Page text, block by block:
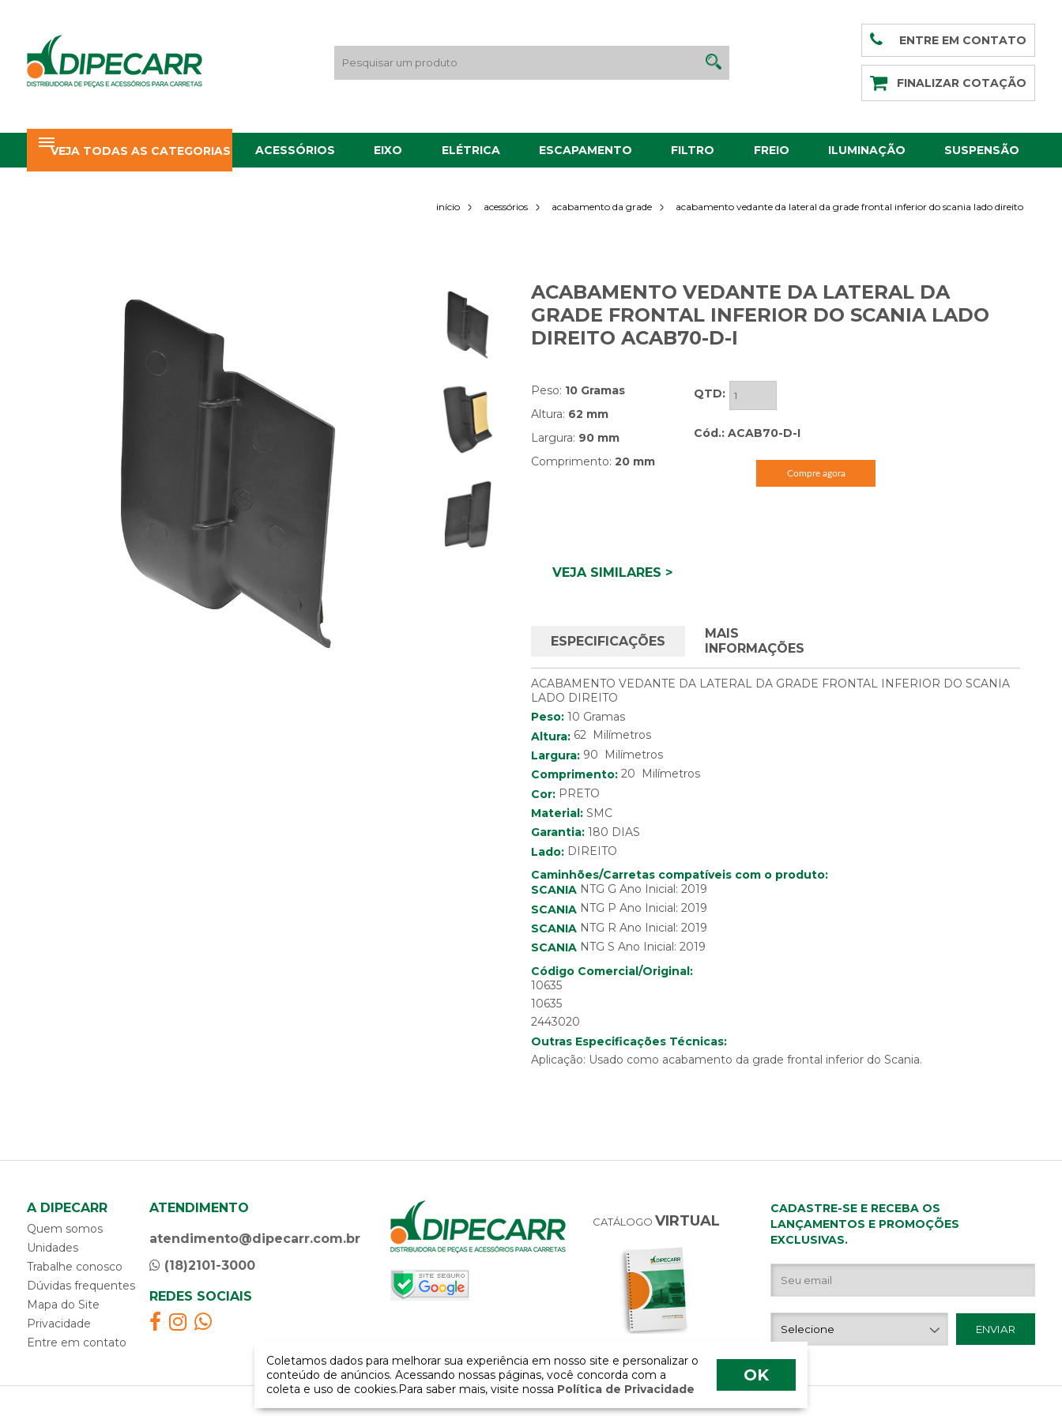
ENTRE EM CONTATO
FINALIZAR COTAÇÃO
VEJA TODAS AS CATEGORIAS ACESSÓRIOS EIXO ELÉTRICA ESCAPAMENTO FILTRO FREIO ILUMINAÇÃO SUSPENSÃO
início acessórios acabamento da grade acabamento vedante da lateral da grade frontal inferior do scania lado direito
ACABAMENTO VEDANTE DA LATERAL DA
GRADE FRONTAL INFERIOR DO SCANIA LADO
DIREITO ACAB70-D-I
Peso: 10 Gramas
Altura: 62 mm
Largura: 90 mm
Comprimento: 20 mm
QTD:
Cód.: ACAB70-D-I
Compre agora
VEJA SIMILARES >
ESPECIFICAÇÕES
MAIS
INFORMAÇÕES
ACABAMENTO VEDANTE DA LATERAL DA GRADE FRONTAL INFERIOR DO SCANIA
LADO DIREITO
Peso: 10 Gramas
Altura:62 Milímetros
Largura:90 Milímetros
Comprimento:20 Milímetros
Cor: PRETO
Material: SMC
Garantia: 180 DIAS
Lado: DIREITO
Caminhões/Carretas compatíveis com o produto:
SCANIANTG G Ano Inicial: 2019
SCANIA NTG P Ano Inicial: 2019
SCANIANTG R Ano Inicial: 2019
SCANIANTG S Ano Inicial: 2019
Código Comercial/Original:
10635
10635
2443020
Outras Especificações Técnicas:
Aplicação: Usado como acabamento da grade frontal inferior do Scania.
A DIPECARR
Quem somos
Unidades
Trabalhe conosco
Dúvidas frequentes
Mapa do Site
Privacidade
Entre em contato
ATENDIMENTO
atendimento@dipecarr.com.br
(18)2101-3000
REDES SOCIAIS
CATÁLOGO VIRTUAL
CADASTRE-SE E RECEBA OS
LANÇAMENTOS E PROMOÇÕES
EXCLUSIVAS.
Coletamos dados para melhorar sua experiência em nosso site e personalizar o
conteúdo de anúncios. Acessando nossas páginas, você concorda com a
coleta e uso de cookies.Para saber mais, visite nossa Política de Privacidade
OK